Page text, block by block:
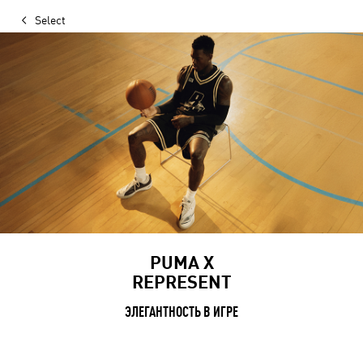
Select
PUMA X
REPRESENT
ЭЛЕГАНТНОСТЬ В ИГРЕ